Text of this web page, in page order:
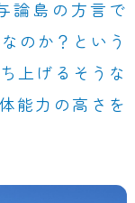
論島の方言で
のか？という
上げるそうな
能力の高さを